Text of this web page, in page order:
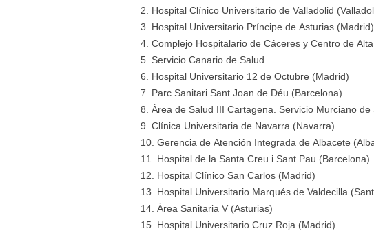
Hospital Clínico Universitario de Valladolid
Hospital Universitario Príncipe de Asturias (Madrid)
Complejo Hospitalario de Cáceres y Centro de
Servicio Canario de Salud
Hospital Universitario 12 de Octubre (Madrid)
Parc Sanitari Sant Joan de Déu (Barcelona)
Área de Salud III Cartagena. Servicio Murciano de
Clínica Universitaria de Navarra (Navarra)
Gerencia de Atención Integrada de Albacete
Hospital de la Santa Creu i Sant Pau (Barcelona)
Hospital Clínico San Carlos (Madrid)
Hospital Universitario Marqués de Valdecilla
Área Sanitaria V (Asturias)
Hospital Universitario Cruz Roja (Madrid)